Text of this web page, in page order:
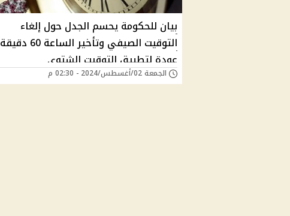
بيان للحكومة يحسم الجدل حول إلغاء
التوقيت الصيفي وتأخير الساعة 60 دقيقة
عودة لتطبيق التوقيت الشتوي
الجمعة 02/أغسطس/2024 - 02:30 م